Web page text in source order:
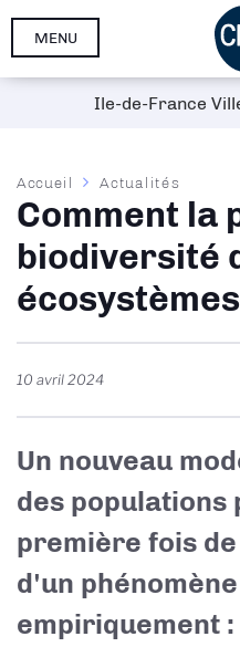
Aller
MENU
Fil
d'Ariane
Accueil Actualités
Comment la
biodiversité
écosystèmes
10 avril 2024
Un nouveau
des populations
première fois
d'un
empiriquement